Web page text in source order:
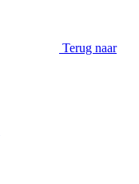
Terug naar